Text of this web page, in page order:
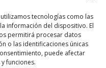
tecnologías como las
información del dispositivo. El
permitirá procesar datos
o las identificaciones únicas
puede afectar
funciones.